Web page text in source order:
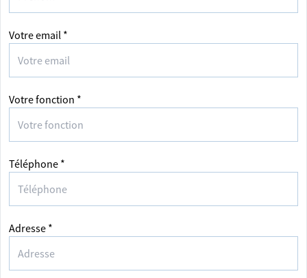
Votre email *
Votre fonction *
Téléphone *
Adresse *